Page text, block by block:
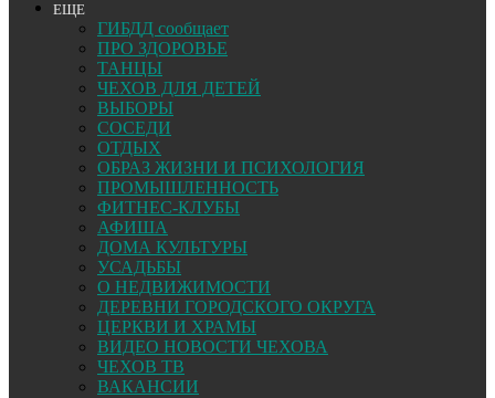
ЕЩЕ
ГИБДД сообщает
ПРО ЗДОРОВЬЕ
ТАНЦЫ
ЧЕХОВ ДЛЯ ДЕТЕЙ
ВЫБОРЫ
СОСЕДИ
ОТДЫХ
ОБРАЗ ЖИЗНИ И ПСИХОЛОГИЯ
ПРОМЫШЛЕННОСТЬ
ФИТНЕС-КЛУБЫ
АФИША
ДОМА КУЛЬТУРЫ
УСАДЬБЫ
О НЕДВИЖИМОСТИ
ДЕРЕВНИ ГОРОДСКОГО ОКРУГА
ЦЕРКВИ И ХРАМЫ
ВИДЕО НОВОСТИ ЧЕХОВА
ЧЕХОВ ТВ
ВАКАНСИИ